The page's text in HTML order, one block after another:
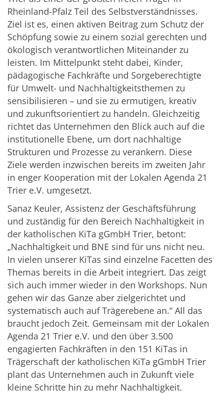
Rheinland-Pfalz Teil des Selbstverständnisses.
Ziel ist es, einen aktiven Beitrag zum Schutz der
Schöpfung sowie zu einem sozial gerechten und
ökologisch verantwortlichen Miteinander zu
leisten. Im Mittelpunkt steht dabei, Kinder,
pädagogische Fachkräfte und Sorgeberechtigte
für Umwelt- und Nachhaltigkeitsthemen zu
sensibilisieren – und sie zu ermutigen, kreativ
und zukunftsorientiert zu handeln. Gleichzeitig
richtet das Unternehmen den Blick auch auf die
institutionelle Ebene, um dort nachhaltige
Strukturen und Prozesse zu verankern. Diese
Ziele werden inzwischen bereits im zweiten Jahr
in enger Kooperation mit der Lokalen Agenda 21
Trier e.V. umgesetzt.
Sanaz Keuler, Assistenz der Geschäftsführung
und zuständig für den Bereich Nachhaltigkeit in
der katholischen KiTa gGmbH Trier, betont:
„Nachhaltigkeit und BNE sind für uns nicht neu.
In vielen unserer KiTas sind einzelne Facetten des
Themas bereits in die Arbeit integriert. Das zeigt
sich auch immer wieder in den Workshops. Nun
gehen wir das Ganze aber zielgerichtet und
systematisch auch auf Trägerebene an.“ All das
braucht jedoch Zeit. Gemeinsam mit der Lokalen
Agenda 21 Trier e.V. und den über 3.500
engagierten Fachkräften in den 151 KiTas in
Trägerschaft der katholischen KiTa gGmbH Trier
plant das Unternehmen auch in Zukunft viele
kleine Schritte hin zu mehr Nachhaltigkeit.